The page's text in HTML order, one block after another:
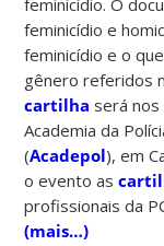
feminicídio e
feminicídio e o
gênero referidos
cartilha será
Academia da
(Acadepol), em
o evento as
profissionais da
(mais…)